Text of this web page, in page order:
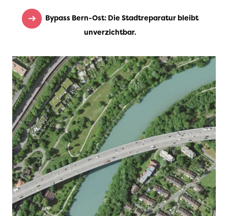
Bypass Bern-Ost: Die Stadtreparatur bleibt
unverzichtbar.